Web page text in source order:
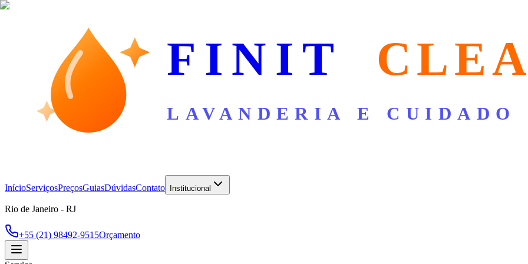
FINIT
LAVANDERIA E CUIDADO
InícioServiçosPreçosGuiasDúvidasContato Institucional
Rio de Janeiro - RJ
+55 (21) 98492-9515Orçamento